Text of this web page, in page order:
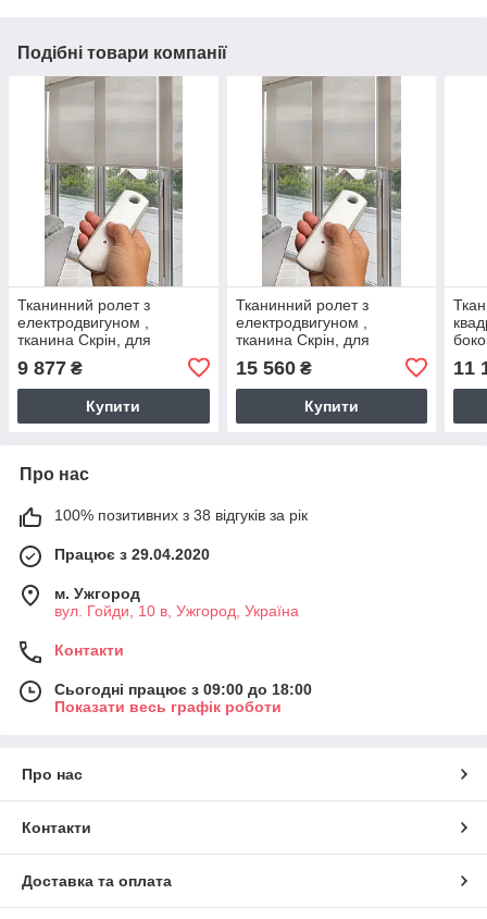
Подібні товари компанії
Тканинний ролет з
електродвигуном ,
тканина Скрін, для
великих віконних проємів
9 877 ₴
Купити
Тканинний ролет з
електродвигуном ,
тканина Скрін, для
віконних проємів
15 560₴
Купити
11
Про нас
100% позитивних з 38 відгуків за рік
Працює з 29.04.2020
м. Ужгород
вул. Гойди, 10 в, Ужгород, Україна
Контакти
Сьогодні працює з 09:00 до 18:00
Показати весь графік роботи
Про нас
Контакти
Доставка та оплата